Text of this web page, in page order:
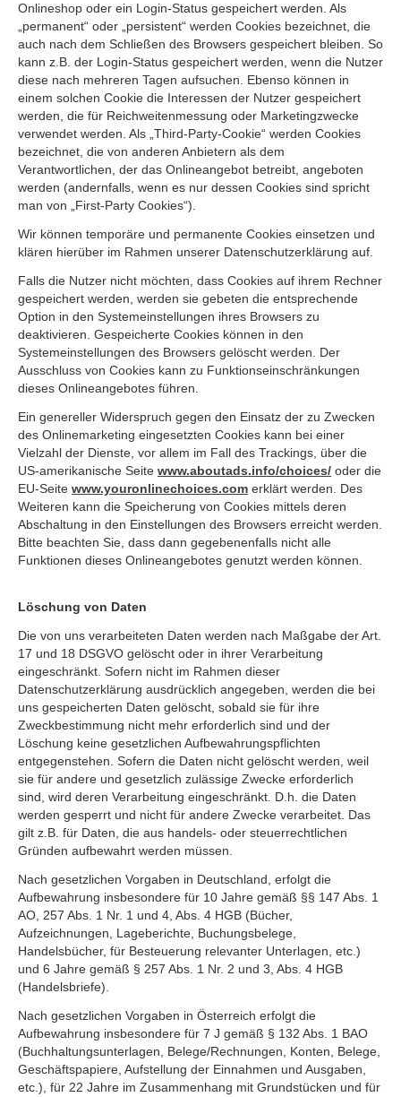
Onlineshop oder ein Login-Status gespeichert werden. Als
„permanent“ oder „persistent“ werden Cookies bezeichnet, die
auch nach dem Schließen des Browsers gespeichert bleiben. So
kann z.B. der Login-Status gespeichert werden, wenn die Nutzer
diese nach mehreren Tagen aufsuchen. Ebenso können in
einem solchen Cookie die Interessen der Nutzer gespeichert
werden, die für Reichweitenmessung oder Marketingzwecke
verwendet werden. Als „Third-Party-Cookie“ werden Cookies
bezeichnet, die von anderen Anbietern als dem
Verantwortlichen, der das Onlineangebot betreibt, angeboten
werden (andernfalls, wenn es nur dessen Cookies sind spricht
man von „First-Party Cookies“).
Wir können temporäre und permanente Cookies einsetzen und
klären hierüber im Rahmen unserer Datenschutzerklärung auf.
Falls die Nutzer nicht möchten, dass Cookies auf ihrem Rechner
gespeichert werden, werden sie gebeten die entsprechende
Option in den Systemeinstellungen ihres Browsers zu
deaktivieren. Gespeicherte Cookies können in den
Systemeinstellungen des Browsers gelöscht werden. Der
Ausschluss von Cookies kann zu Funktionseinschränkungen
dieses Onlineangebotes führen.
Ein genereller Widerspruch gegen den Einsatz der zu Zwecken
des Onlinemarketing eingesetzten Cookies kann bei einer
Vielzahl der Dienste, vor allem im Fall des Trackings, über die
US-amerikanische Seite www.aboutads.info/choices/ oder die
EU-Seite www.youronlinechoices.com erklärt werden. Des
Weiteren kann die Speicherung von Cookies mittels deren
Abschaltung in den Einstellungen des Browsers erreicht werden.
Bitte beachten Sie, dass dann gegebenenfalls nicht alle
Funktionen dieses Onlineangebotes genutzt werden können.
Löschung von Daten
Die von uns verarbeiteten Daten werden nach Maßgabe der Art.
17 und 18 DSGVO gelöscht oder in ihrer Verarbeitung
eingeschränkt. Sofern nicht im Rahmen dieser
Datenschutzerklärung ausdrücklich angegeben, werden die bei
uns gespeicherten Daten gelöscht, sobald sie für ihre
Zweckbestimmung nicht mehr erforderlich sind und der
Löschung keine gesetzlichen Aufbewahrungspflichten
entgegenstehen. Sofern die Daten nicht gelöscht werden, weil
sie für andere und gesetzlich zulässige Zwecke erforderlich
sind, wird deren Verarbeitung eingeschränkt. D.h. die Daten
werden gesperrt und nicht für andere Zwecke verarbeitet. Das
gilt z.B. für Daten, die aus handels- oder steuerrechtlichen
Gründen aufbewahrt werden müssen.
Nach gesetzlichen Vorgaben in Deutschland, erfolgt die
Aufbewahrung insbesondere für 10 Jahre gemäß §§ 147 Abs. 1
AO, 257 Abs. 1 Nr. 1 und 4, Abs. 4 HGB (Bücher,
Aufzeichnungen, Lageberichte, Buchungsbelege,
Handelsbücher, für Besteuerung relevanter Unterlagen, etc.)
und 6 Jahre gemäß § 257 Abs. 1 Nr. 2 und 3, Abs. 4 HGB
(Handelsbriefe).
Nach gesetzlichen Vorgaben in Österreich erfolgt die
Aufbewahrung insbesondere für 7 J gemäß § 132 Abs. 1 BAO
(Buchhaltungsunterlagen, Belege/Rechnungen, Konten, Belege,
Geschäftspapiere, Aufstellung der Einnahmen und Ausgaben,
etc.), für 22 Jahre im Zusammenhang mit Grundstücken und für